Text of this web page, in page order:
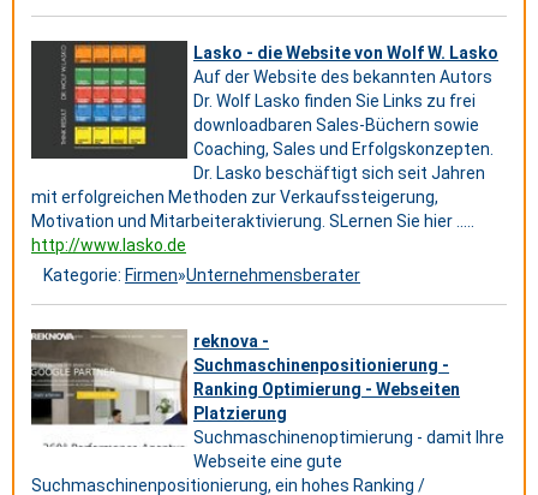
Lasko - die Website von Wolf W. Lasko
Auf der Website des bekannten Autors
Dr. Wolf Lasko finden Sie Links zu frei
downloadbaren Sales-Büchern sowie
Coaching, Sales und Erfolgskonzepten.
Dr. Lasko beschäftigt sich seit Jahren
mit erfolgreichen Methoden zur Verkaufssteigerung,
Motivation und Mitarbeiteraktivierung. SLernen Sie hier .....
http://www.lasko.de
Kategorie: Firmen»Unternehmensberater
reknova -
Suchmaschinenpositionierung -
Ranking Optimierung - Webseiten
Platzierung
Suchmaschinenoptimierung - damit Ihre
Webseite eine gute
Suchmaschinenpositionierung, ein hohes Ranking /